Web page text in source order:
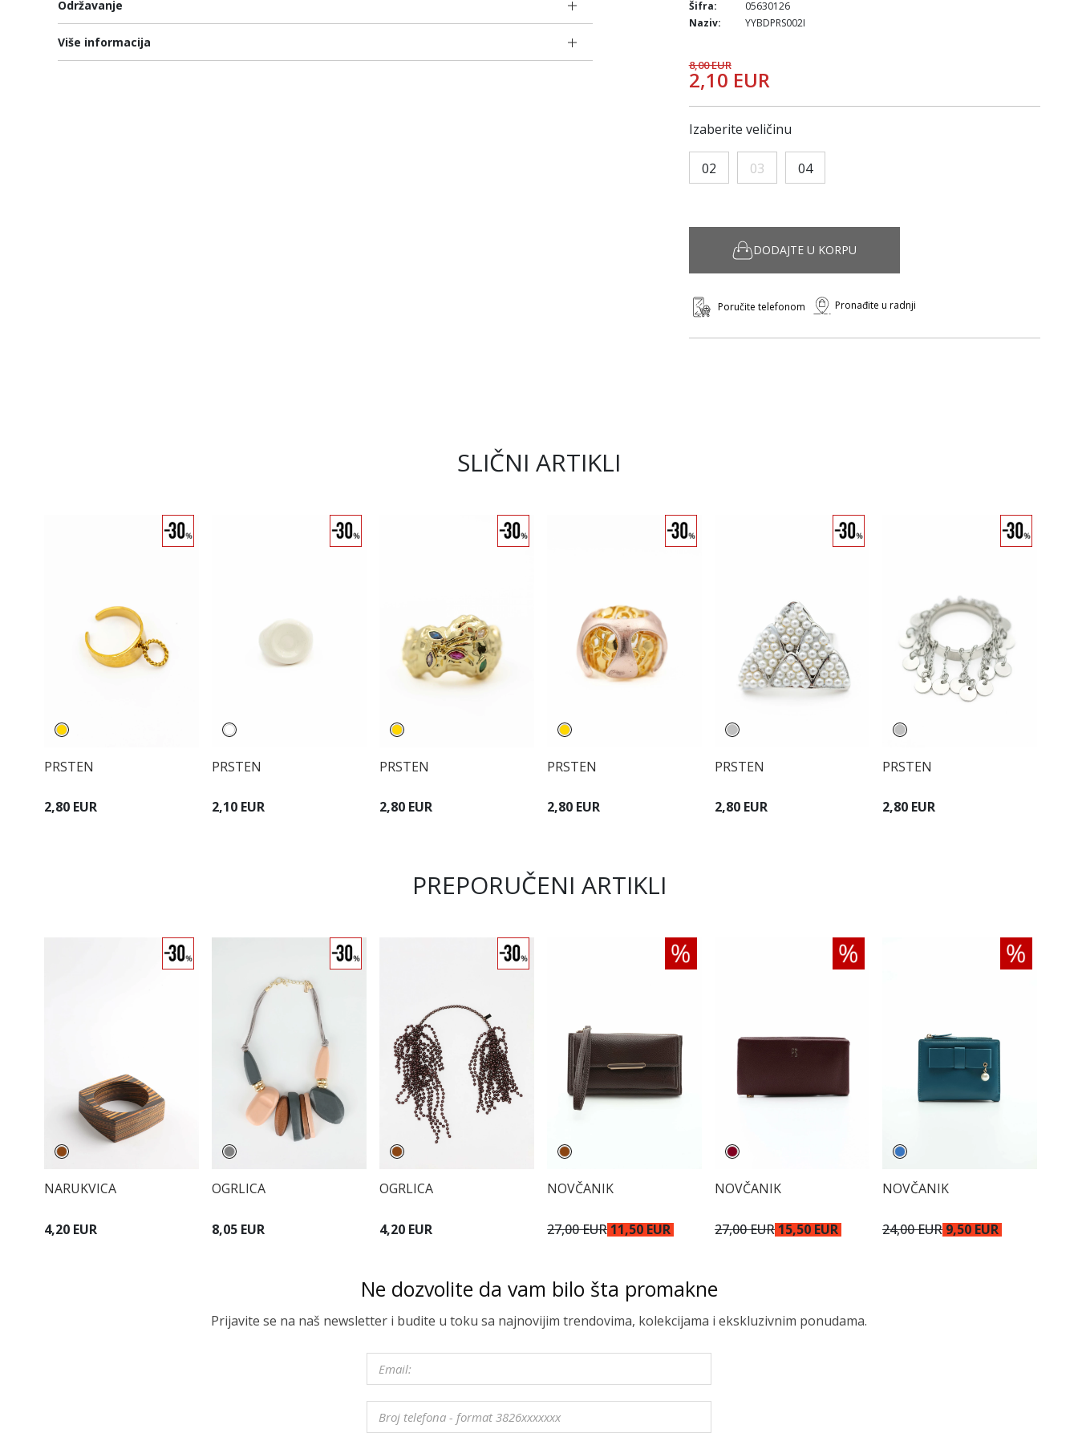
Održavanje
Više informacija
Šifra:
05630126
Naziv:
YYBDPRS002I
8,00 EUR
2,10 EUR
Izaberite veličinu
02 03 04
DODAJTE U KORPU
Poručite telefonom Pronađite u radnji
SLIČNI ARTIKLI
PRSTEN
2,80 EUR
PRSTEN
2,10 EUR
PRSTEN
2,80 EUR
PRSTEN
2,80 EUR
PRSTEN
2,80 EUR
PRSTEN
2,80 EUR
PREPORUČENI ARTIKLI
NARUKVICA
4,20 EUR
OGRLICA
8,05 EUR
OGRLICA
4,20 EUR
NOVČANIK
27,00 EUR 11,50 EUR
NOVČANIK
27,00 EUR 15,50 EUR
NOVČANIK
24,00 EUR 9,50 EUR
Ne dozvolite da vam bilo šta promakne
Prijavite se na naš newsletter i budite u toku sa najnovijim trendovima, kolekcijama i ekskluzivnim ponudama.